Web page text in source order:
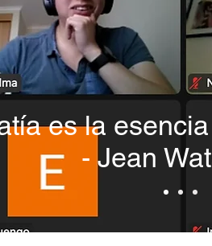
- IA Descubriendo talentos 💜
es la
- Jean